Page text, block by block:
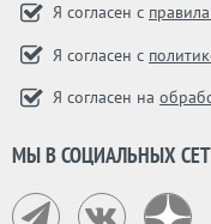
Я согласен с
Я согласен с
Я согласен на
МЫ В СОЦИАЛЬНЫХ